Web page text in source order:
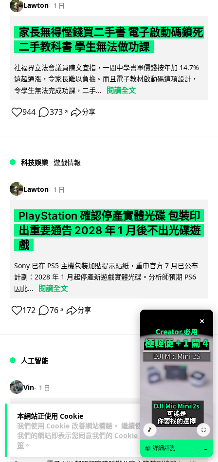
本網站正使用 Cookie
我們使用 Cookie 改善網站體驗。 繼續使用
我們的網站即表示您同意我們的 Cookie 政
策 。
Lawton 1 日
家長無得慳錢買二手書 電子啟動碼鎖死
二手教科書 學生無法做功課
社福界立法會議員陳文宜指，一間中學書單價錢按年加 14.7%
遠超通漲，令家長難以負擔。而且電子教材啟動碼這項設計，
令學生無法完成功課，二手...
閱讀全文
944 373 ↗ 分享
科技娛樂 遊戲情報
Lawton 1 日
PlayStation 確認停產實體光碟 包裝印
出重要通告 2028 年 1 月後不出光碟遊
戲
Sony 已在 PS5 主機包裝加貼提示貼紙，重申官方 7 月已公布
計劃：2028 年 1 月起停產新遊戲實體光碟。分析師預期 PS6
因此...
閱讀全文
172 76 ↗ 分享
人工智能
Vin 1 日
Samsung 展示 Galaxy AI 新方向 未來
手機毋須輸入文字 轉向 Agent 全自動操
作
×
🎵 ⛶
📖 詳細評測 →